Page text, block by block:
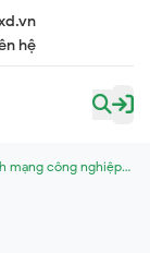
hệ
mạng công nghiệp